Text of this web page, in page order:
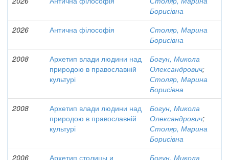
Борисівна
2026
Антична філософія
Столяр, Марина
Борисівна
2008
Архетип влади людини над
природою в православній
культурі
Богун, Микола
Олександрович;
Столяр, Марина
Борисівна
2008
Архетип влади людини над
природою в православній
культурі
Богун, Микола
Олександрович;
Столяр, Марина
Борисівна
2006
Архетип столицы и
Богун, Микола